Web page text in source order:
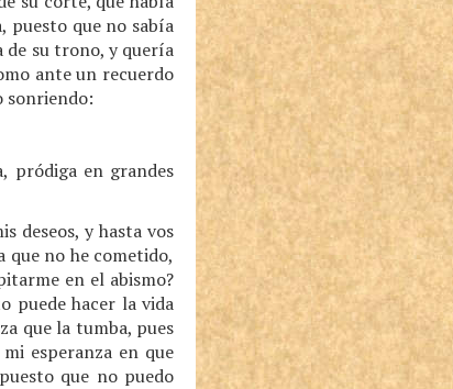
puesto que no sabía
de su trono, y quería
ante un recuerdo
sonriendo:
pródiga en grandes
deseos, y hasta vos
que no he cometido,
en el abismo?
puede hacer la vida
que la tumba, pues
esperanza en que
que no puedo